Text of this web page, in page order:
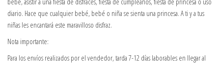
cantidad
diario. Hace que cualquier bebé, bebé o niña se sienta una princesa. A ti y a tus
niñas les encantará este maravilloso disfraz.
Nota importante:
Para los envíos realizados por el vendedor, tarda 7-12 días laborables en llegar al